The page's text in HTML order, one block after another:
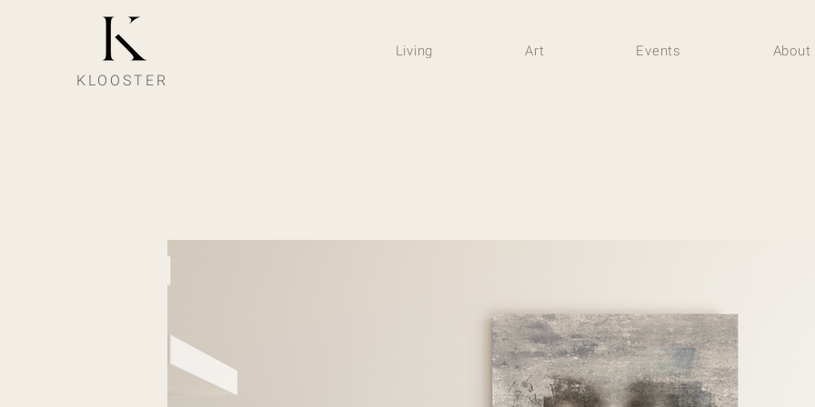
KLOOSTER
Living Art Events About